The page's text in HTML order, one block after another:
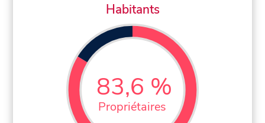
Habitants
83,6 %
Propriétaires